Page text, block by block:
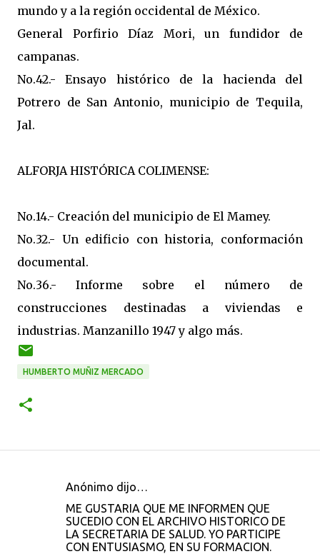
mundo y a la región occidental de México.
General Porfirio Díaz Mori, un fundidor de
campanas.
No.42.- Ensayo histórico de la hacienda del
Potrero de San Antonio, municipio de Tequila,
Jal.
ALFORJA HISTÓRICA COLIMENSE:
No.14.- Creación del municipio de El Mamey.
No.32.- Un edificio con historia, conformación
documental.
No.36.- Informe sobre el número de
construcciones destinadas a viviendas e
industrias. Manzanillo 1947 y algo más.
HUMBERTO MUÑIZ MERCADO
Anónimo dijo…
ME GUSTARIA QUE ME INFORMEN QUE
SUCEDIO CON EL ARCHIVO HISTORICO DE
LA SECRETARIA DE SALUD. YO PARTICIPE
CON ENTUSIASMO, EN SU FORMACION.